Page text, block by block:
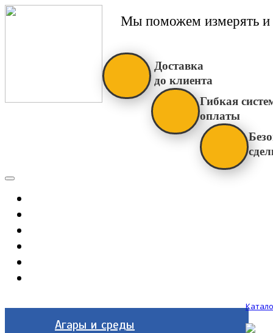
Мы поможем измерять и
Доставка
до клиента
Гибкая
оплаты
Агары и среды